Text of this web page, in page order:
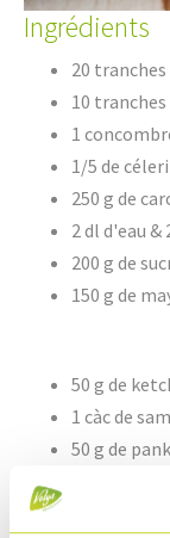
Ingrédients
20
10
1
1/5 de
250 g de
2 dl d'eau &
200 g de
150 g de
50 g de
1 càc de
50 g de